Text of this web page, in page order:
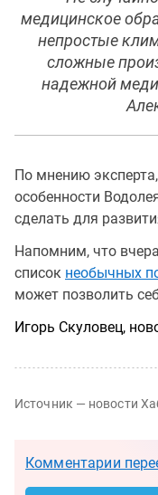
медицинское
непростые
сложные
надежной
По мнению
особенности
сделать для
Напомним, что
список необычных
может позволить
Игорь Скуловец,
Источник — новости
Комментарии